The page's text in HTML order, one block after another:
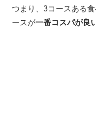
つまり、3コースある
ースが一番コスパが良